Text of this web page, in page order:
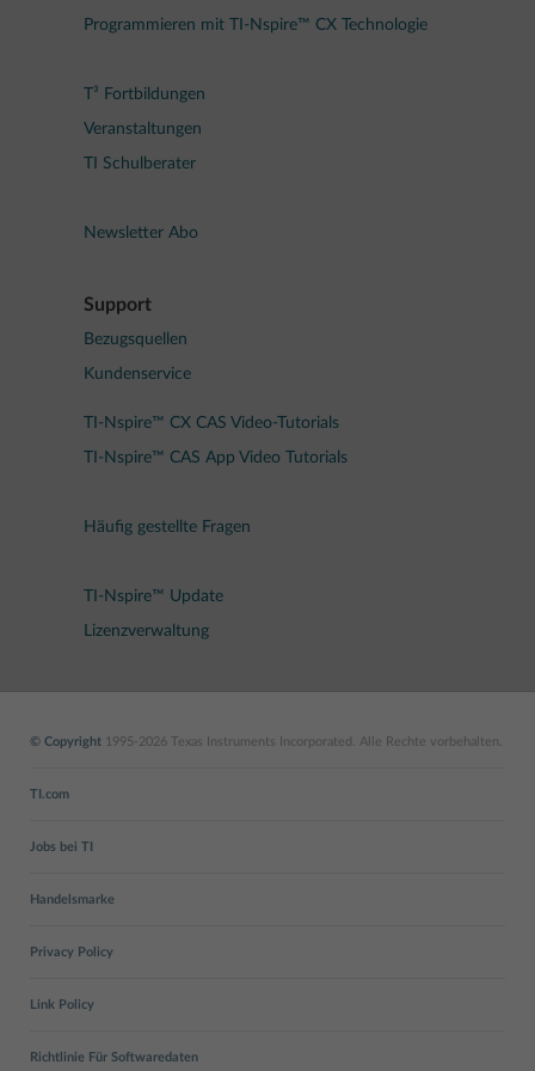
Programmieren mit TI-Nspire™ CX Technologie
T³ Fortbildungen
Veranstaltungen
TI Schulberater
Newsletter Abo
Support
Bezugsquellen
Kundenservice
TI-Nspire™ CX CAS Video-Tutorials
TI-Nspire™ CAS App Video Tutorials
Häufig gestellte Fragen
TI-Nspire™ Update
Lizenzverwaltung
© Copyright 1995-2026 Texas Instruments Incorporated. Alle Rechte vorbehalten.
TI.com
Jobs bei TI
Handelsmarke
Privacy Policy
Link Policy
Richtlinie Für Softwaredaten